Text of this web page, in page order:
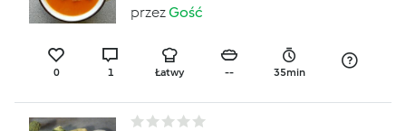
przezGość
0 1 Łatwy -- 35min